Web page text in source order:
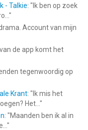
- Talkie: " Ik ben op zoek
"
Account van mijn
de app komt het
tegenwoordig op
Krant: " Ik mis het
Het... "
: "Maanden ben ik al in
"